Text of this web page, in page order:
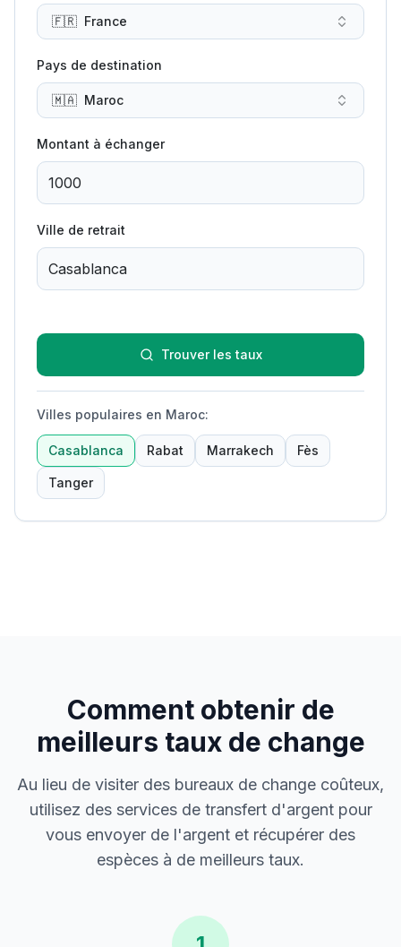
🇫🇷 France
Pays de destination
🇲🇦 Maroc
Montant à échanger
Ville de retrait
Trouver les taux
Villes populaires en Maroc:
Casablanca Rabat Marrakech Fès
Tanger
Comment obtenir de
meilleurs taux de change
Au lieu de visiter des bureaux de change coûteux,
utilisez des services de transfert d'argent pour
vous envoyer de l'argent et récupérer des
espèces à de meilleurs taux.